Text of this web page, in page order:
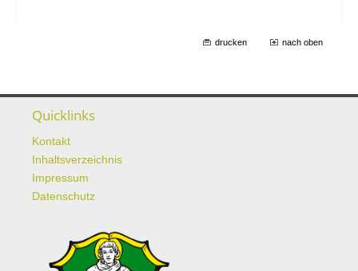
drucken nach oben
Quicklinks
Kontakt
Inhaltsverzeichnis
Impressum
Datenschutz